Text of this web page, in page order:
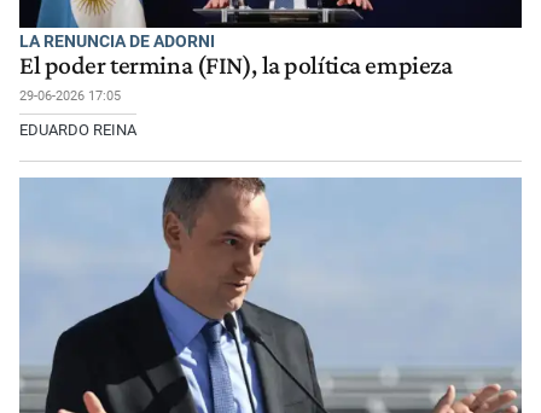
LA RENUNCIA DE ADORNI
El poder termina (FIN), la política empieza
29-06-2026 17:05
EDUARDO REINA